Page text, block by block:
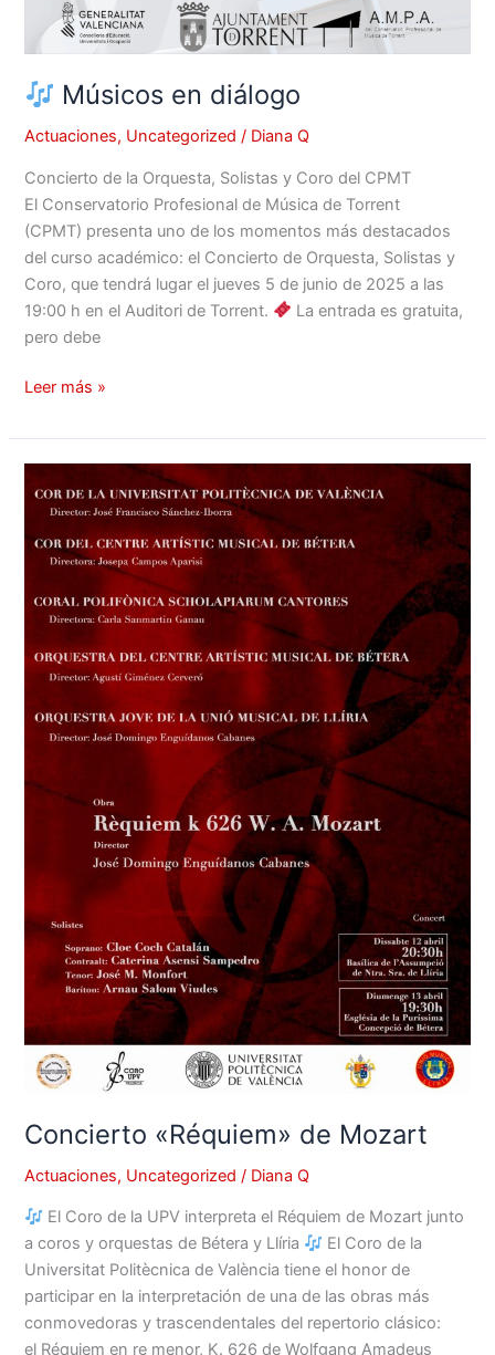
Músicos en diálogo
Actuaciones, Uncategorized / Diana Q
Concierto de la Orquesta, Solistas y Coro del CPMT
El Conservatorio Profesional de Música de Torrent
(CPMT) presenta uno de los momentos más destacados
del curso académico: el Concierto de Orquesta, Solistas y
Coro, que tendrá lugar el jueves 5 de junio de 2025 a las
19:00 h en el Auditori de Torrent.
La entrada es gratuita,
pero debe
Leer más »
Concierto «Réquiem» de Mozart
Actuaciones, Uncategorized / Diana Q
El Coro de la UPV interpreta el Réquiem de Mozart junto
a coros y orquestas de Bétera y Llíria
El Coro de la
Universitat Politècnica de València tiene el honor de
participar en la interpretación de una de las obras más
conmovedoras y trascendentales del repertorio clásico:
el Réquiem en re menor, K. 626 de Wolfgang Amadeus
Concierto
«Réquiem» de